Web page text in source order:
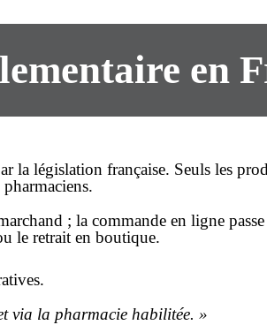
en
la législation française. Seuls les
; la commande en ligne
le retrait en boutique.
via la pharmacie habilitée. »